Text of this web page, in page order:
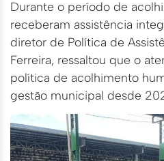
Durante o período de
receberam assistência
diretor de Política de
Ferreira, ressaltou que o
política de acolhimento
gestão municipal desde